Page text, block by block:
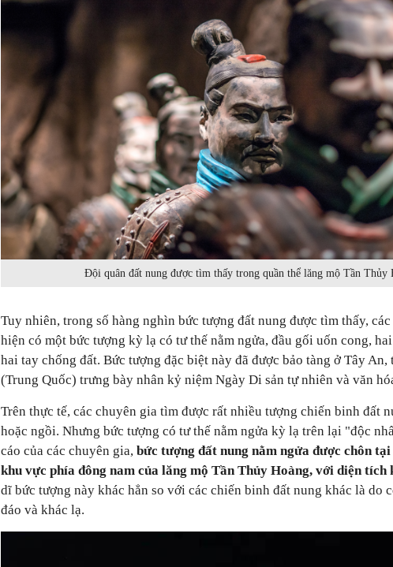
Đội quân đất nung được tìm thấy trong quần thể lăng mộ Tần Thủy
Tuy nhiên, trong số hàng nghìn bức tượng đất nung được tìm thấy,
hiện có một bức tượng kỳ lạ có tư thế nằm ngửa, đầu gối uốn cong,
hai tay chống đất. Bức tượng đặc biệt này đã được bảo tàng ở Tây
(Trung Quốc) trưng bày nhân kỷ niệm Ngày Di sản tự nhiên và văn
Trên thực tế, các chuyên gia tìm được rất nhiều tượng chiến binh đất
hoặc ngồi. Nhưng bức tượng có tư thế nằm ngửa kỳ lạ trên lại "độc
cáo của các chuyên gia, bức tượng đất nung nằm ngửa được chôn
khu vực phía đông nam của lăng mộ Tần Thủy Hoàng, với diện tích
dĩ bức tượng này khác hẳn so với các chiến binh đất nung khác là do
đáo và khác lạ.